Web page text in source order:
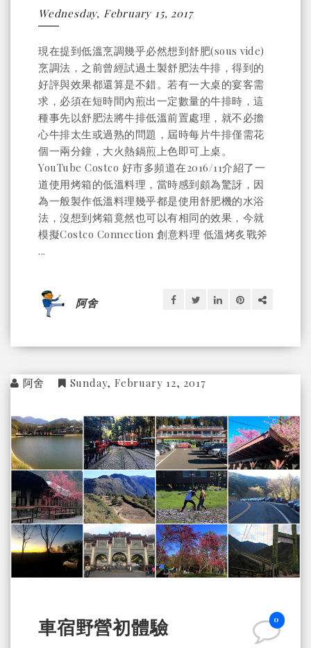
Wednesday, February 15, 2017
現在提到低溫烹調幾乎必然想到舒肥(sous vide)
烹調法，之前曾經試過土製舒肥法牛排，得到的
好評與效果都還算是不錯。若有一大桌的宴客需
求，必須在短時間內煎出一定數量的牛排時，這
種事先以舒肥法將牛排低溫前置處理，就不必擔
心牛排太生或過熟的問題，屆時每片牛排僅需花
個一兩分鐘，大火熱鍋煎上色即可上桌。
YouTube Costco 好市多頻道在2016/11介紹了一
道使用烤箱的低溫料理，當時感到頗為驚訝，因
為一般製作低溫料理幾乎都是使用舒肥機的水浴
法，沒想到烤箱竟然也可以有相同的效果，今就
模擬Costco Connection 創意料理 低溫烤炙戰斧
...
阿舍
阿舍 Sunday, February 12, 2017
0
車宿野營初體驗